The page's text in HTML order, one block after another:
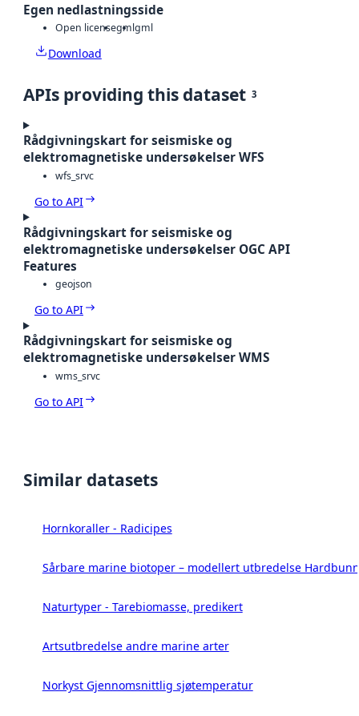
Egen nedlastningsside
Open licensegmlgml
Download
APIs providing this dataset 3
Rådgivningskart for seismiske og
elektromagnetiske undersøkelser WFS
wfs_srvc
Go to API
Rådgivningskart for seismiske og
elektromagnetiske undersøkelser OGC API
Features
geojson
Go to API
Rådgivningskart for seismiske og
elektromagnetiske undersøkelser WMS
wms_srvc
Go to API
Similar datasets
Hornkoraller - Radicipes
Sårbare marine biotoper – modellert utbredelse
Naturtyper - Tarebiomasse, predikert
Artsutbredelse andre marine arter
Norkyst Gjennomsnittlig sjøtemperatur